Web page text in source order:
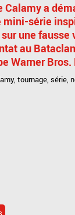
Calamy a
mini-série
une fausse
au
Warner
,tournage,série,